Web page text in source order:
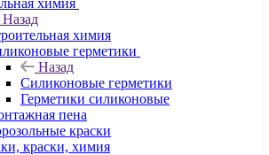
химия
Назад
химия
герметики
Назад
Силиконовые герметики
Герметики силиконовые
пена
краски
краски, химия